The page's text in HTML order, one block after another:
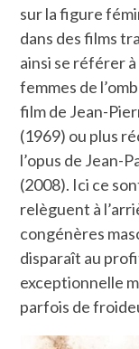
sur la figure
dans des films
ainsi se référer
femmes de
film de Jean-
(1969) ou plus
l’opus de Jean-
(2008). Ici ce
relèguent à
congénères
disparaît au
exceptionnelle
parfois de